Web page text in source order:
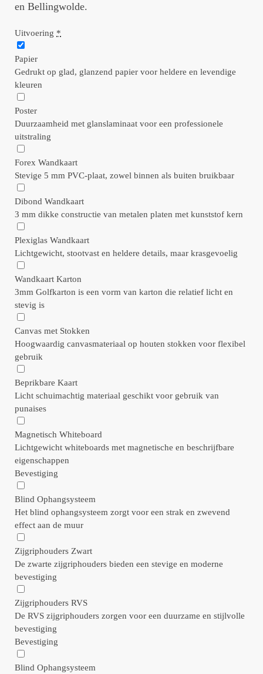
en Bellingwolde.
Uitvoering *
Papier
Gedrukt op glad, glanzend papier voor heldere en levendige
kleuren
Poster
Duurzaamheid met glanslaminaat voor een professionele
uitstraling
Forex Wandkaart
Stevige 5 mm PVC-plaat, zowel binnen als buiten bruikbaar
Dibond Wandkaart
3 mm dikke constructie van metalen platen met kunststof kern
Plexiglas Wandkaart
Lichtgewicht, stootvast en heldere details, maar krasgevoelig
Wandkaart Karton
3mm Golfkarton is een vorm van karton die relatief licht en
stevig is
Canvas met Stokken
Hoogwaardig canvasmateriaal op houten stokken voor flexibel
gebruik
Beprikbare Kaart
Licht schuimachtig materiaal geschikt voor gebruik van
punaises
Magnetisch Whiteboard
Lichtgewicht whiteboards met magnetische en beschrijfbare
eigenschappen
Bevestiging
Blind Ophangsysteem
Het blind ophangsysteem zorgt voor een strak en zwevend
effect aan de muur
Zijgriphouders Zwart
De zwarte zijgriphouders bieden een stevige en moderne
bevestiging
Zijgriphouders RVS
De RVS zijgriphouders zorgen voor een duurzame en stijlvolle
bevestiging
Bevestiging
Blind Ophangsysteem